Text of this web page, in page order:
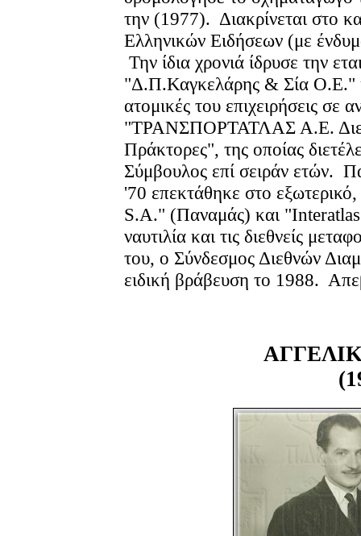
την (1977). Διακρίνεται στο
Ελληνικών Ειδήσεων (με
Την ίδια χρονιά ίδρυσε την
"Δ.Π.Καγκελάρης & Σία Ο.Ε."
ατομικές του επιχειρήσεις σε
"ΤΡΑΝΣΠΟΡΤΑΤΛΑΣ Α.Ε.
Πράκτορες", της οποίας
Σύμβουλος επί σειράν ετών.
'70 επεκτάθηκε στο εξωτερικό,
S.A." (Παναμάς) και
ναυτιλία και τις διεθνείς
του, ο Σύνδεσμος Διεθνών
ειδική βράβευση το 1988.